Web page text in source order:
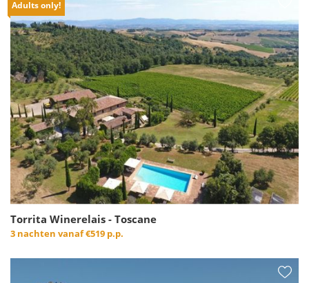
Adults only!
Torrita Winerelais - Toscane
3 nachten vanaf€519 p.p.